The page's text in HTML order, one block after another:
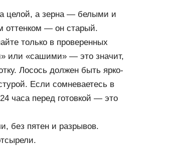
целой, а зерна — белыми и
оттенком — он старый.
только в проверенных
или «сашими» — это значит,
Лосось должен быть ярко-
Если сомневаетесь в
часа перед готовкой — это
без пятен и разрывов.